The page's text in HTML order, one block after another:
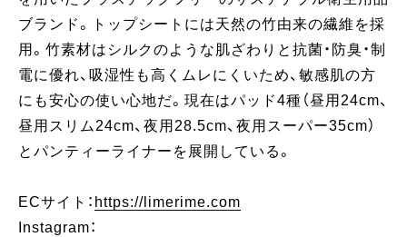
ブランド。トップシートには天然の竹由来の繊維を採
用。竹素材はシルクのような肌ざわりと抗菌・防臭・制
電に優れ、吸湿性も高くムレにくいため、敏感肌の方
にも安心の使い心地だ。現在はパッド4種（昼用24cm、
昼用スリム24cm、夜用28.5cm、夜用スーパー35cm）
とパンティーライナーを展開している。
ECサイト： https://limerime.com
Instagram：